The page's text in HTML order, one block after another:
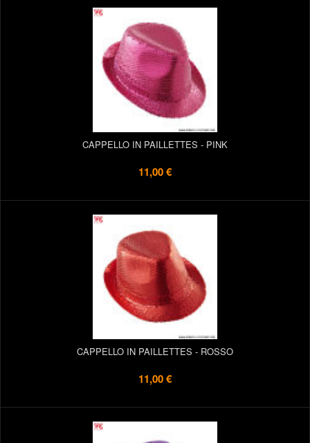
CAPPELLO IN PAILLETTES - PINK
11,00 €
CAPPELLO IN PAILLETTES - ROSSO
11,00 €